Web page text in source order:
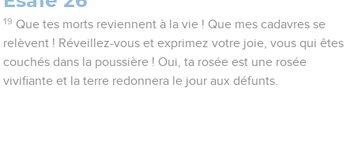
19 Que tes morts reviennent à la vie ! Que mes cadavres se
relèvent ! Réveillez-vous et exprimez votre joie, vous qui êtes
couchés dans la poussière ! Oui, ta rosée est une rosée
vivifiante et la terre redonnera le jour aux défunts.